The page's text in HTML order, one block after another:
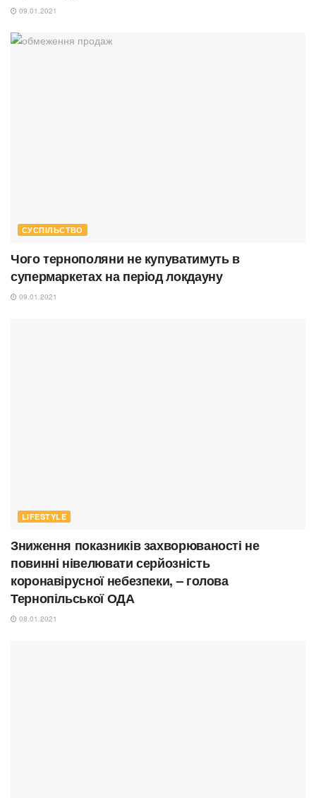
09.01.2021
СУСПІЛЬСТВО
Чого тернополяни не купуватимуть в
супермаркетах на період локдауну
09.01.2021
LIFESTYLE
Зниження показників захворюваності не
повинні нівелювати серйозність
коронавірусної небезпеки, – голова
Тернопільської ОДА
08.01.2021